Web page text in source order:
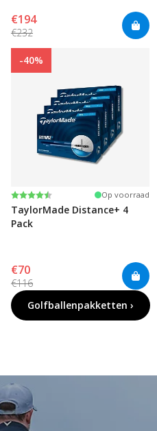
€194
€232
-40%
Beoordeling:
4.4 uit 5 sterren Op voorraad
TaylorMade Distance+ 4
Pack
€70
€116
Golfballenpakketten ›